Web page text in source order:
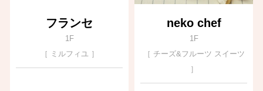
フランセ
1F
［ ミルフィユ ］
neko chef
1F
［ チーズ&フルーツ スイーツ
］